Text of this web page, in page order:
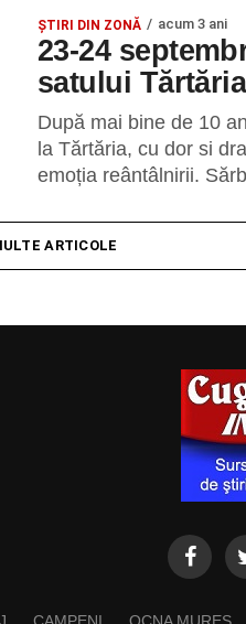
ŞTIRI DIN ZONĂ acum 3 ani
23-24
satului
După mai bine de 10
la Tărtăria, cu dor si
emoția reântâlnirii.
ARTICOLE